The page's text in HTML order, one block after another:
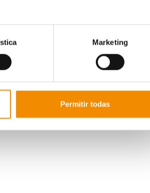
Marketing
Permitir todas